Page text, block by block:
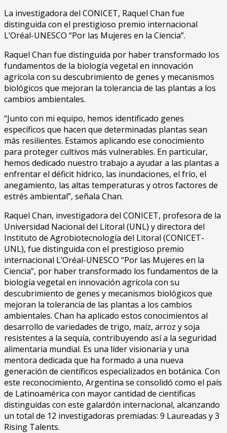
La investigadora del CONICET, Raquel Chan fue
distinguida con el prestigioso premio internacional
L’Oréal-UNESCO “Por las Mujeres en la Ciencia”.
Raquel Chan fue distinguida por haber transformado los
fundamentos de la biología vegetal en innovación
agrícola con su descubrimiento de genes y mecanismos
biológicos que mejoran la tolerancia de las plantas a los
cambios ambientales.
“Junto con mi equipo, hemos identificado genes
específicos que hacen que determinadas plantas sean
más resilientes. Estamos aplicando ese conocimiento
para proteger cultivos más vulnerables. En particular,
hemos dedicado nuestro trabajo a ayudar a las plantas a
enfrentar el déficit hídrico, las inundaciones, el frío, el
anegamiento, las altas temperaturas y otros factores de
estrés ambiental”, señala Chan.
Raquel Chan, investigadora del CONICET, profesora de la
Universidad Nacional del Litoral (UNL) y directora del
Instituto de Agrobiotecnología del Litoral (CONICET-
UNL), fue distinguida con el prestigioso premio
internacional L’Oréal-UNESCO “Por las Mujeres en la
Ciencia”, por haber transformado los fundamentos de la
biología vegetal en innovación agrícola con su
descubrimiento de genes y mecanismos biológicos que
mejoran la tolerancia de las plantas a los cambios
ambientales. Chan ha aplicado estos conocimientos al
desarrollo de variedades de trigo, maíz, arroz y soja
resistentes a la sequía, contribuyendo así a la seguridad
alimentaria mundial. Es una líder visionaria y una
mentora dedicada que ha formado a una nueva
generación de científicos especializados en botánica. Con
este reconocimiento, Argentina se consolidó como el país
de Latinoamérica con mayor cantidad de científicas
distinguidas con este galardón internacional, alcanzando
un total de 12 investigadoras premiadas: 9 Laureadas y 3
Rising Talents.